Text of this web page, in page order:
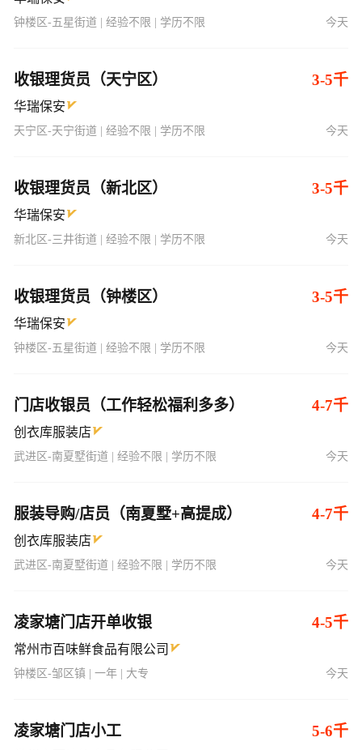
钟楼区-五星街道 | 经验不限 | 学历不限 今天
收银理货员（天宁区） 3-5千
华瑞保安
天宁区-天宁街道 | 经验不限 | 学历不限 今天
收银理货员（新北区） 3-5千
华瑞保安
新北区-三井街道 | 经验不限 | 学历不限 今天
收银理货员（钟楼区） 3-5千
华瑞保安
钟楼区-五星街道 | 经验不限 | 学历不限 今天
门店收银员（工作轻松福利多多） 4-7千
创衣库服装店
武进区-南夏墅街道 | 经验不限 | 学历不限 今天
服装导购/店员（南夏墅+高提成） 4-7千
创衣库服装店
武进区-南夏墅街道 | 经验不限 | 学历不限 今天
凌家塘门店开单收银 4-5千
常州市百味鲜食品有限公司
钟楼区-邹区镇 | 一年 | 大专 今天
凌家塘门店小工 5-6千